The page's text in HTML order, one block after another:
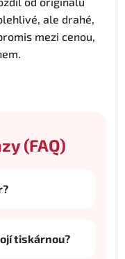
ale drahé,
mezi cenou,
(FAQ)
tiskárnou?